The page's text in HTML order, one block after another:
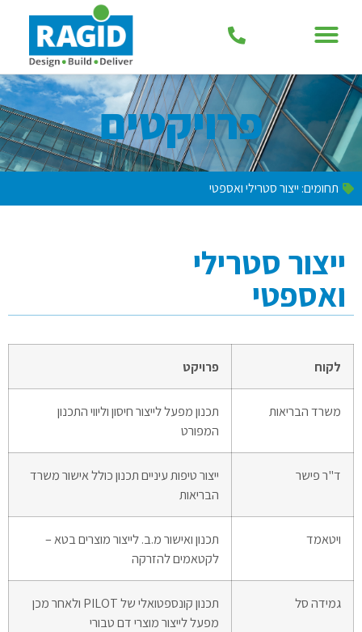
פרויקטים
תחומים: ייצור סטרילי ואספטי
ייצור סטרילי
ואספטי
לקוח פרויקט
משרד הבריאות
תכנון מפעל לייצור חיסון וליווי התכנון
המפורט
ד"ר פישר
ייצור טיפות עיניים תכנון כולל אישור משרד
הבריאות
ויטאמד
תכנון ואישור מ.ב. לייצור מוצרים בטא –
לקטאמים להזרקה
גמידה סל
תכנון קונספטואלי של PILOT ולאחר מכן
מפעל לייצור מוצרי דם טבורי